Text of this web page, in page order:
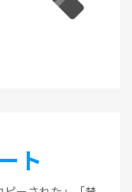
ト